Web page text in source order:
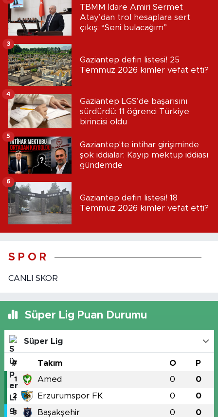
TBMM İdare Amiri Sermet
Atay’dan trol hesaplara sert
çıkış: “Seni bulacağım”
Gaziantep defin listesi! 25
Temmuz 2026 kimler vefat etti?
3
Gaziantep LGS’de başarısını
sürdürdü: 11 öğrenci Türkiye
birincisi oldu
4
Gaziantep'te intihar girişiminde
şok iddialar: Kayıp mektup iddiası
gündemde
5
Gaziantep defin listesi! 18
Temmuz 2026 kimler vefat etti?
6
S P O R
CANLI SKOR
Süper Lig Puan Durumu
Süper Lig
# Takım O P
1 Amed 0 0
2 Erzurumspor FK 0 0
3 Başakşehir 0 0